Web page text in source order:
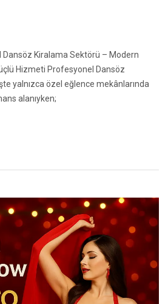
Kiralama Sektörü – Modern
Hizmeti Profesyonel Dansöz
yalnızca özel eğlence mekânlarında
alanıyken;